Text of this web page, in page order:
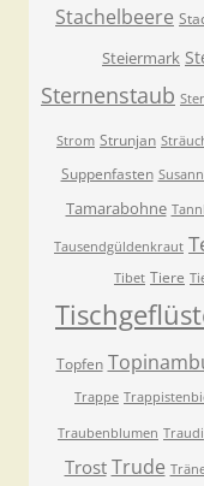
Stachelbeere
Steiermark
Sternenstaub
Strom Strunjan
Suppenfasten
Tamarabohne
Tausendgüldenkraut
Tibet Tiere
Topfen
Trappe
Traubenblumen Traudi
Trost Trude